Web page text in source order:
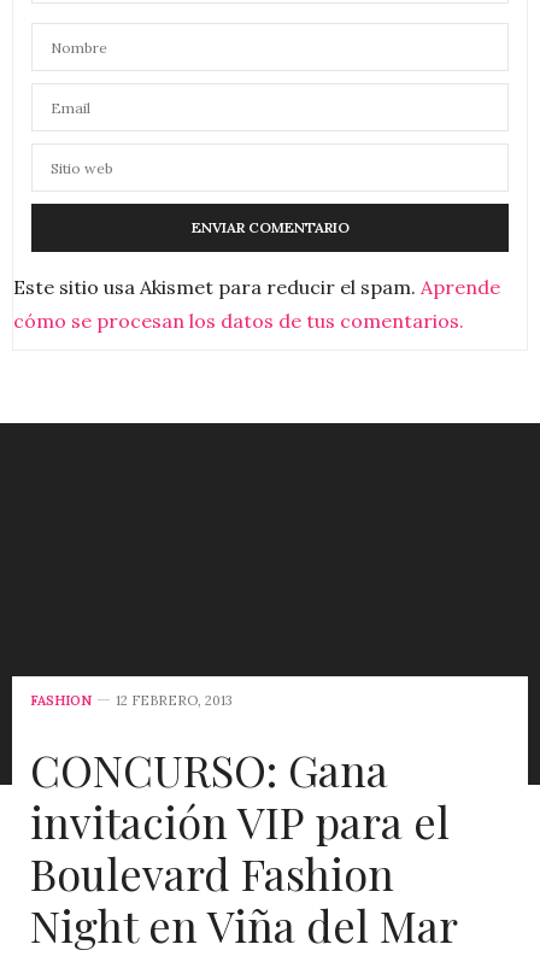
Este sitio usa Akismet para reducir el spam. Aprende
cómo se procesan los datos de tus comentarios.
FASHION 12 FEBRERO, 2013
CONCURSO: Gana
invitación VIP para el
Boulevard Fashion
Night en Viña del Mar